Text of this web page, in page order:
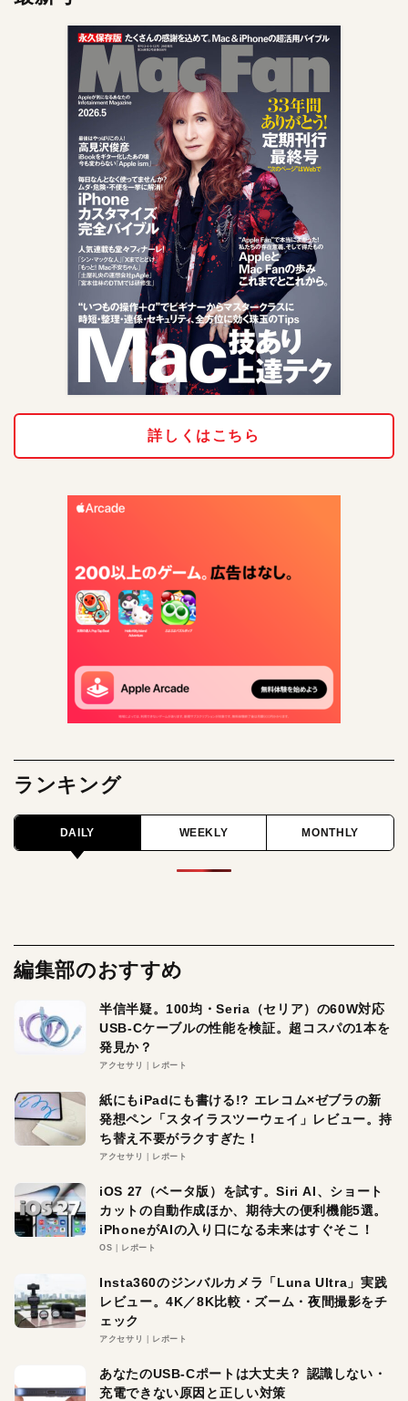
詳しくはこちら
ランキング
DAILY WEEKLY MONTHLY
編集部のおすすめ
半信半疑。100均・Seria（セリア）の60W対応
USB-Cケーブルの性能を検証。超コスパの1本を
発見か？
アクセサリ レポート
紙にもiPadにも書ける!? エレコム×ゼブラの新
発想ペン「スタイラスツーウェイ」レビュー。持
ち替え不要がラクすぎた！
アクセサリ レポート
iOS 27（ベータ版）を試す。Siri AI、ショート
カットの自動作成ほか、期待大の便利機能5選。
iPhoneがAIの入り口になる未来はすぐそこ！
OS レポート
Insta360のジンバルカメラ「Luna Ultra」実践
レビュー。4K／8K比較・ズーム・夜間撮影をチ
ェック
アクセサリ レポート
あなたのUSB-Cポートは大丈夫？ 認識しない・
充電できない原因と正しい対策